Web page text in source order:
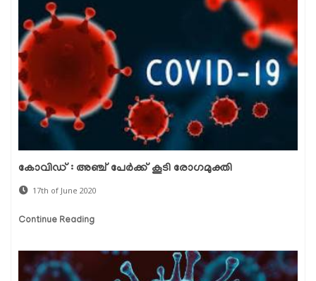
കോവിഡ് : അഞ്ച് പേര്‍ക്ക് കൂടി രോഗമുക്തി
17th of June 2020
Continue Reading